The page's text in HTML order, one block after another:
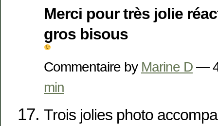
Merci pour très jolie
gros bisous
Commentaire by Marine D —
min
Trois jolies photo